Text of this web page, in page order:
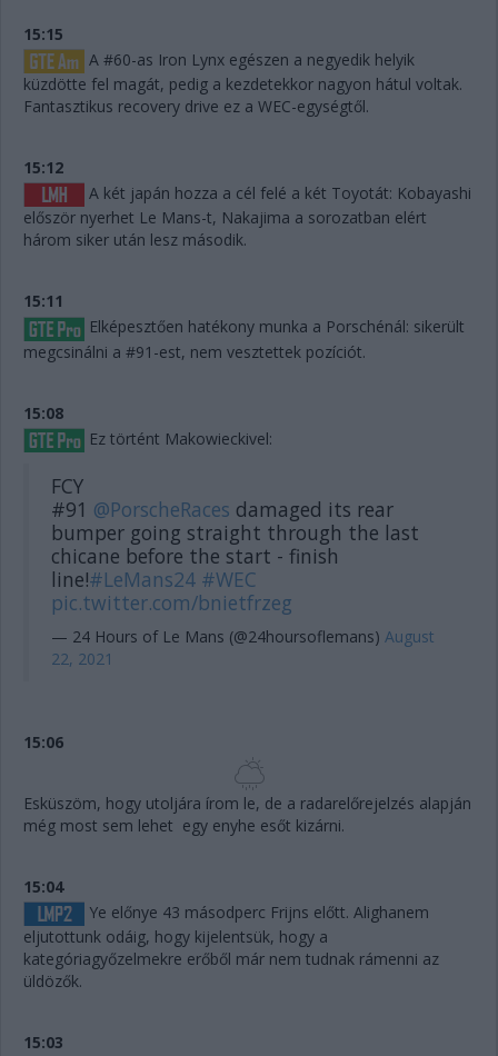
15:15
A #60-as Iron Lynx egészen a negyedik helyik
küzdötte fel magát, pedig a kezdetekkor nagyon hátul voltak.
Fantasztikus recovery drive ez a WEC-egységtől.
15:12
A két japán hozza a cél felé a két Toyotát: Kobayashi
először nyerhet Le Mans-t, Nakajima a sorozatban elért
három siker után lesz második.
15:11
Elképesztően hatékony munka a Porschénál: sikerült
megcsinálni a #91-est, nem vesztettek pozíciót.
15:08
Ez történt Makowieckivel:
FCY
#91 @PorscheRaces damaged its rear
bumper going straight through the last
chicane before the start - finish
line!#LeMans24 #WEC
pic.twitter.com/bnietfrzeg
— 24 Hours of Le Mans (@24hoursoflemans) August
22, 2021
15:06
Esküszöm, hogy utoljára írom le, de a radarelőrejelzés alapján
még most sem lehet egy enyhe esőt kizárni.
15:04
Ye előnye 43 másodperc Frijns előtt. Alighanem
eljutottunk odáig, hogy kijelentsük, hogy a
kategóriagyőzelmekre erőből már nem tudnak rámenni az
üldözők.
15:03